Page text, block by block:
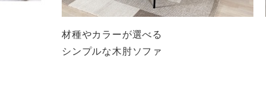
材種やカラーが選べる
シンプルな木肘ソファ